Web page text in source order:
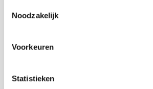
Noodzakelijk
Voorkeuren
Statistieken
ouders te houden. Maar er kunnen
niet in het belang van het kind is.
ouders niet veilig is. Hoe kunnen